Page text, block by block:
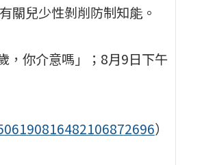
關兒少性剝削防制知能。
，你介意嗎」；8月9日下午
）